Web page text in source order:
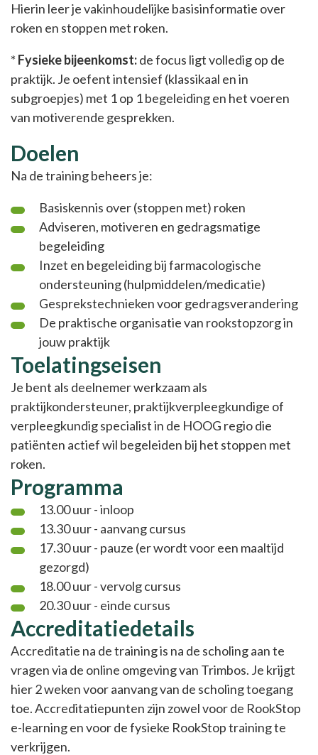
Hierin leer je vakinhoudelijke basisinformatie over
roken en stoppen met roken.
* Fysieke bijeenkomst:de focus ligt volledig op de
praktijk. Je oefent intensief (klassikaal en in
subgroepjes) met 1 op 1 begeleiding en het voeren
van motiverende gesprekken.
Doelen
Na de training beheers je:
Basiskennis over (stoppen met) roken
Adviseren, motiveren en gedragsmatige
begeleiding
Inzet en begeleiding bij farmacologische
ondersteuning (hulpmiddelen/medicatie)
Gesprekstechnieken voor gedragsverandering
De praktische organisatie van rookstopzorg in
jouw praktijk
Toelatingseisen
Je bent als deelnemer werkzaam als
praktijkondersteuner, praktijkverpleegkundige of
verpleegkundig specialist in de HOOG regio die
patiënten actief wil begeleiden bij het stoppen met
roken.
Programma
13.00 uur - inloop
13.30 uur - aanvang cursus
17.30 uur - pauze (er wordt voor een maaltijd
gezorgd)
18.00 uur - vervolg cursus
20.30 uur - einde cursus
Accreditatiedetails
Accreditatie na de training is na de scholing aan te
vragen via de online omgeving van Trimbos. Je krijgt
hier 2 weken voor aanvang van de scholing toegang
toe. Accreditatiepunten zijn zowel voor de RookStop
e-learning en voor de fysieke RookStop training te
verkrijgen.